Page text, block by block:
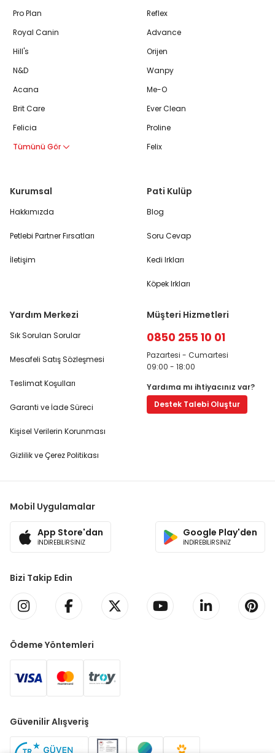
Pro Plan
Royal Canin
Hill's
N&D
Acana
Brit Care
Felicia
Tümünü Gör
Reflex
Advance
Orijen
Wanpy
Me-O
Ever Clean
Proline
Felix
Kurumsal
Hakkımızda
Petlebi Partner Fırsatları
İletişim
Pati Kulüp
Blog
Soru Cevap
Kedi Irkları
Köpek Irkları
Yardım Merkezi
Sık Sorulan Sorular
Mesafeli Satış Sözleşmesi
Teslimat Koşulları
Garanti ve İade Süreci
Kişisel Verilerin Korunması
Gizlilik ve Çerez Politikası
Müşteri Hizmetleri
0850 255 10 01
Pazartesi - Cumartesi
09:00 - 18:00
Yardıma mı ihtiyacınız var?
Destek Talebi Oluştur
Mobil Uygulamalar
App Store'dan
İNDİREBİLİRSİNİZ
Google Play'den
İNDİREBİLİRSİNİZ
Bizi Takip Edin
Ödeme Yöntemleri
Güvenilir Alışveriş